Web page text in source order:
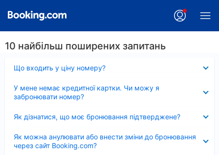
10 найбільш поширених запитань
Що входить у ціну номеру?
У мене немає кредитної картки. Чи можу я
забронювати номер?
Як дізнатися, що моє бронювання підтверджене?
Як можна анулювати або внести зміни до бронювання
через сайт Booking.com?